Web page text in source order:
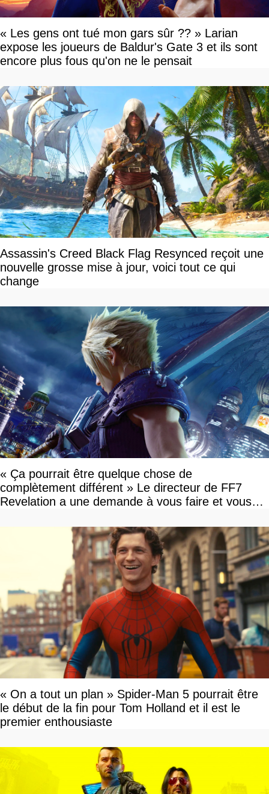
« Les gens ont tué mon gars sûr ?? » Larian
expose les joueurs de Baldur's Gate 3 et ils sont
encore plus fous qu'on ne le pensait
Assassin's Creed Black Flag Resynced reçoit une
nouvelle grosse mise à jour, voici tout ce qui
change
« Ça pourrait être quelque chose de
complètement différent » Le directeur de FF7
Revelation a une demande à vous faire et vous
« On a tout un plan » Spider-Man 5 pourrait être
le début de la fin pour Tom Holland et il est le
premier enthousiaste